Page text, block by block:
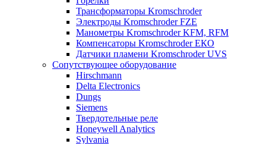
Трансформаторы Kromschroder
Электроды Kromschroder FZE
Манометры Kromschroder KFM, RFM
Компенсаторы Kromschroder ЕКО
Датчики пламени Kromschroder UVS
Сопутствующее оборудование
Hirschmann
Delta Electronics
Dungs
Siemens
Твердотельные реле
Honeywell Analytics
Sylvania